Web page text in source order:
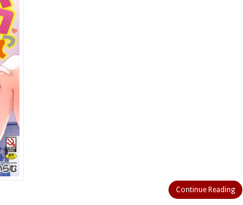
Continue Reading